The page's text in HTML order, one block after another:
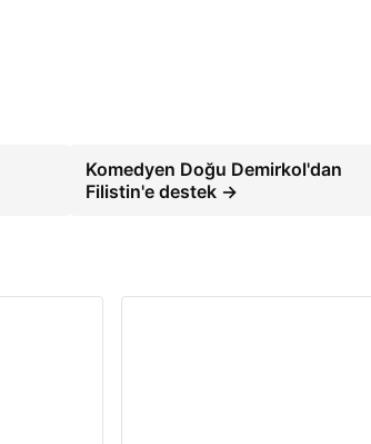
Komedyen Doğu Demirkol'dan
Filistin'e destek →